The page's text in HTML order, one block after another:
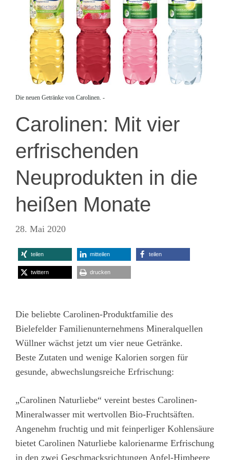
Die neuen Getränke von Carolinen. -
Carolinen: Mit vier
erfrischenden
Neuprodukten in die
heißen Monate
28. Mai 2020
teilen mitteilen teilen
twittern drucken
Die beliebte Carolinen-Produktfamilie des
Bielefelder Familienunternehmens Mineralquellen
Wüllner wächst jetzt um vier neue Getränke.
Beste Zutaten und wenige Kalorien sorgen für
gesunde, abwechslungsreiche Erfrischung:
„Carolinen Naturliebe“ vereint bestes Carolinen-
Mineralwasser mit wertvollen Bio-Fruchtsäften.
Angenehm fruchtig und mit feinperliger Kohlensäure
bietet Carolinen Naturliebe kalorienarme Erfrischung
in den zwei Geschmacksrichtungen Apfel-Himbeere